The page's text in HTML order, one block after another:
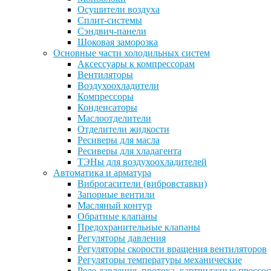
Осушители воздуха
Сплит-системы
Сэндвич-панели
Шоковая заморозка
Основные части холодильных систем
Аксессуары к компрессорам
Вентиляторы
Воздухоохладители
Компрессоры
Конденсаторы
Маслоотделители
Отделители жидкости
Ресиверы для масла
Ресиверы для хладагента
ТЭНы для воздухоохладителей
Автоматика и арматура
Виброгасители (вибровставки)
Запорные вентили
Масляный контур
Обратные клапаны
Предохранительные клапаны
Регуляторы давления
Регуляторы скорости вращения вентиляторов
Регуляторы температуры механические